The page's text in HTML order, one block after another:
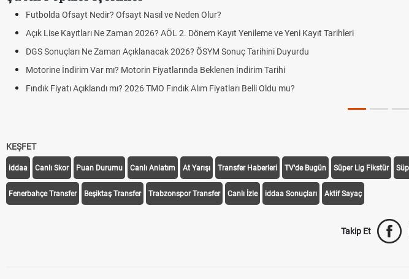
Futbolda Ofsayt Nedir? Ofsayt Nasıl ve Neden Olur?
Açık Lise Kayıtları Ne Zaman 2026? AÖL 2. Dönem Kayıt Yenileme ve Yeni Kayıt Tarihleri
DGS Sonuçları Ne Zaman Açıklanacak 2026? ÖSYM Sonuç Tarihini Duyurdu
Motorine İndirim Var mı? Motorin Fiyatlarında Beklenen İndirim Tarihi
Fındık Fiyatı Açıklandı mı? 2026 TMO Fındık Alım Fiyatları Belli Oldu mu?
KEŞFET
iddaa Canlı Skor Puan Durumu Canlı Anlatım At Yarışı Transfer Haberleri TV'de Bugün Süper Lig Fikstür
Fenerbahçe Transfer Beşiktaş Transfer Trabzonspor Transfer Canlı İzle iddaa Sonuçları Aktif Sayaç
Takip Et